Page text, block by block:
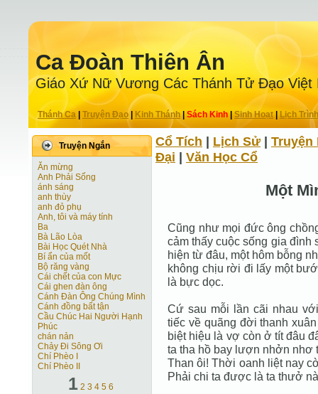
Ca Ðoàn Thiên Ân
Giáo Xứ Nữ Vương Các Thánh Tử Ðạo Việt
Thánh Ca Truyện Ðạo| Kinh Thánh Sách Kinh|Sinh Hoạt| Lịch Trình
Truyện Ngắn
Ăn mừng
Anh Phải Sống
ánh sáng
anh thùy
anh đỏ phụ
Anh, tôi và máy tính
Ba
Bà Lão Lòa
Bài Học Quét Nhà
Bí ẩn của mốt
Bộ răng vàng
Cái chết của con Mực
Cái ghen đàn ông
Cánh Ðàn Ông Chúng Mình
Cánh đồng bất tận
Cầu Chúc Hai Người Hạnh
Phúc
chán nản
Chảy Đi Sông Ơi
Chí Phèo I
Chí Phèo II
1 2 3 4 5 6
Cổ Tích Lịch Sử
Truyện
Ðại
Văn Học Cổ
Một
Cũng như mọi đức ông
cảm thấy cuộc sống gia đình
hiện từ đâu, một hôm bỗng
không chịu rời đi lấy một
là bực dọc.
Cứ sau mỗi lần cãi nhau
tiếc về quãng đời thanh
biệt hiệu là vợ còn ở tít đâu
ta tha hồ bay lượn nhởn nhơ
Than ôi! Thời oanh liệt nay
Phải chi ta được là ta thưở